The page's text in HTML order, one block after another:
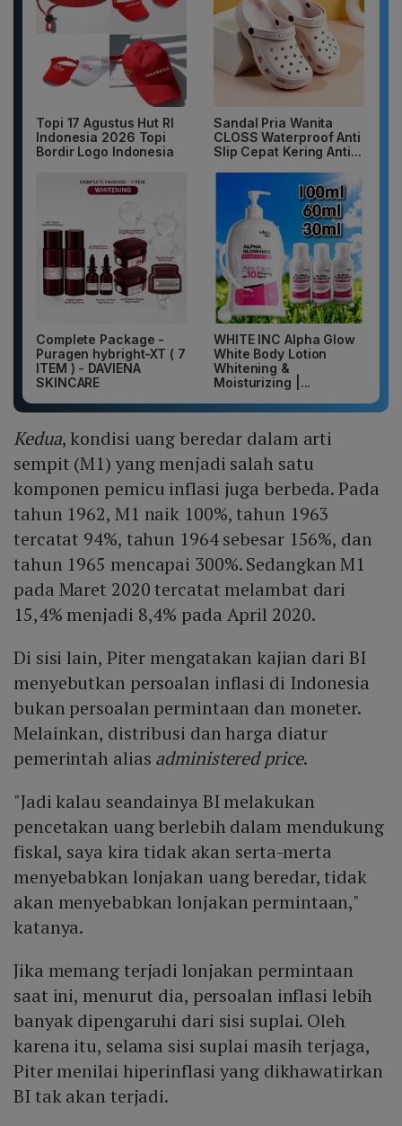
Topi 17 Agustus Hut RI
Indonesia 2026 Topi
Bordir Logo Indonesia
Sandal Pria Wanita
CLOSS Waterproof Anti
Slip Cepat Kering Anti...
Complete Package -
Puragen hybright-XT ( 7
ITEM ) - DAVIENA
SKINCARE
WHITE INC Alpha Glow
White Body Lotion
Whitening &
Moisturizing |...
Kedua, kondisi uang beredar dalam arti
sempit (M1) yang menjadi salah satu
komponen pemicu inflasi juga berbeda. Pada
tahun 1962, M1 naik 100%, tahun 1963
tercatat 94%, tahun 1964 sebesar 156%, dan
tahun 1965 mencapai 300%. Sedangkan M1
pada Maret 2020 tercatat melambat dari
15,4% menjadi 8,4% pada April 2020.
Di sisi lain, Piter mengatakan kajian dari BI
menyebutkan persoalan inflasi di Indonesia
bukan persoalan permintaan dan moneter.
Melainkan, distribusi dan harga diatur
pemerintah alias administered price.
"Jadi kalau seandainya BI melakukan
pencetakan uang berlebih dalam mendukung
fiskal, saya kira tidak akan serta-merta
menyebabkan lonjakan uang beredar, tidak
akan menyebabkan lonjakan permintaan,"
katanya.
Jika memang terjadi lonjakan permintaan
saat ini, menurut dia, persoalan inflasi lebih
banyak dipengaruhi dari sisi suplai. Oleh
karena itu, selama sisi suplai masih terjaga,
Piter menilai hiperinflasi yang dikhawatirkan
BI tak akan terjadi.